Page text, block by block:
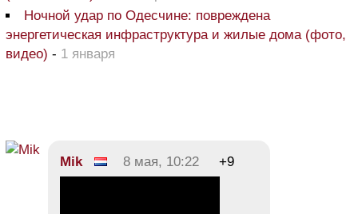
Ночной удар по Одесчине: повреждена
энергетическая инфраструктура и жилые дома (фото,
видео) - 1 января
Mik 8 мая, 10:22 +9